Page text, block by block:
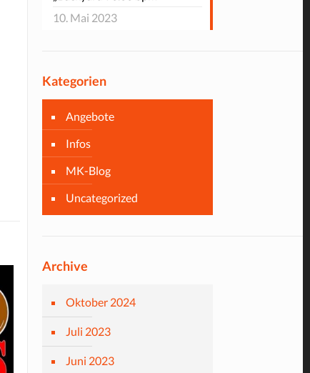
10. Mai 2023
Kategorien
Angebote
Infos
MK-Blog
Uncategorized
Archive
Oktober 2024
Juli 2023
Juni 2023